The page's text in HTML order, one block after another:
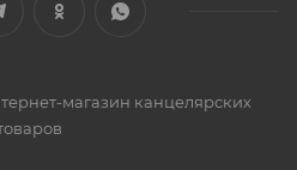
магазин канцелярских